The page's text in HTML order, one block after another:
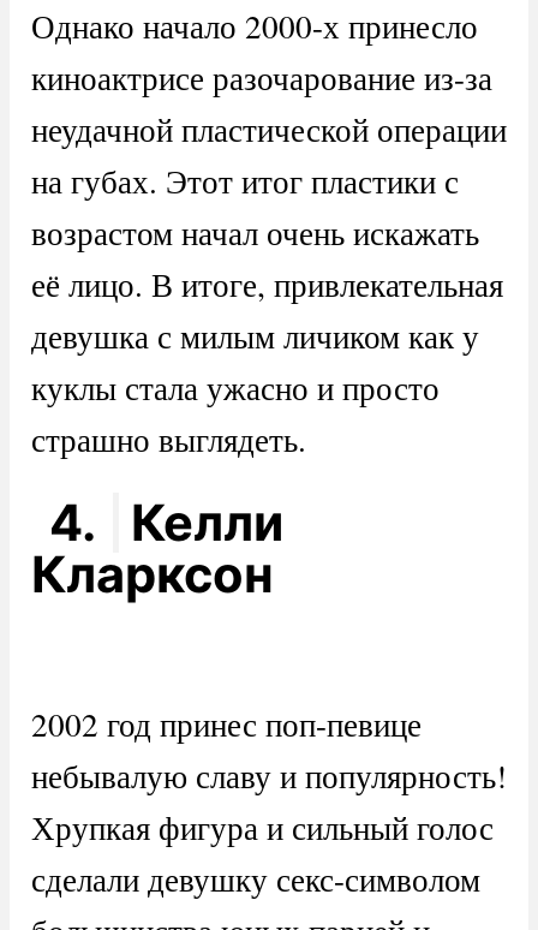
Однако начало 2000-х принесло
киноактрисе разочарование из-за
неудачной пластической операции
на губах. Этот итог пластики с
возрастом начал очень искажать
её лицо. В итоге, привлекательная
девушка с милым личиком как у
куклы стала ужасно и просто
страшно выглядеть.
4.
Келли
Кларксон
2002 год принес поп-певице
небывалую славу и популярность!
Хрупкая фигура и сильный голос
сделали девушку секс-символом